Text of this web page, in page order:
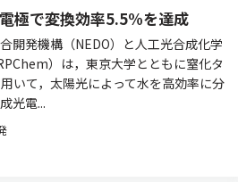
極で変換効率5.5%を達成
開発機構（NEDO）と人工光合成化学
）は，東京大学とともに窒化タ
いて，太陽光によって水を高効率に分
光電...